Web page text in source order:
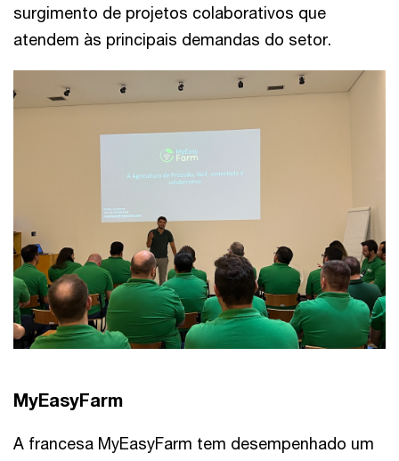
surgimento de projetos colaborativos que
atendem às principais demandas do setor.
MyEasyFarm
A francesa MyEasyFarm tem desempenhado um